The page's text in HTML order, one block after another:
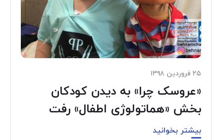
۲۵ فروردین ۱۳۹۸
«عروسک چرا» به دیدن کودکان
بخش «هماتولوژی اطفال» رفت
بیشتر بخوانید